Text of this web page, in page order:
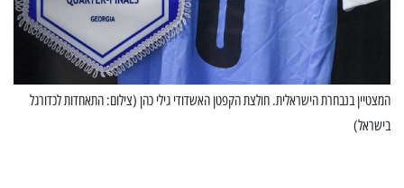
המצטיין בנבחרת הישראלית. חולצת הקפטן האשדודי גילי כהן (צילום: התאחדות לכדורגל
בישראל)